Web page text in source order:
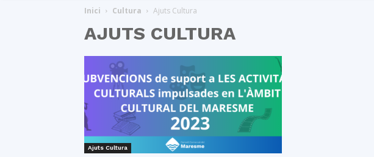
Inici Cultura Ajuts Cultura
AJUTS CULTURA
Ajuts Cultura